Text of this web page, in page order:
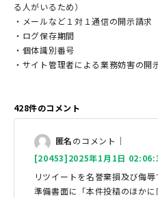
る人がいるため）
・メールなど１対１通信の開示請求
・ログ保存期間
・個体識別番号
・サイト管理者による業務妨害の開
428件のコメント
匿名のコメント｜
[20453]2025年1月1日
リツイートを名誉棄損及び侮辱
準備書面に「本件投稿のほか